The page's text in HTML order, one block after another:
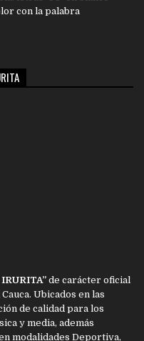
de carácter oficial
Ubicados en las
de calidad para los
y media, además
modalidades Deportiva,